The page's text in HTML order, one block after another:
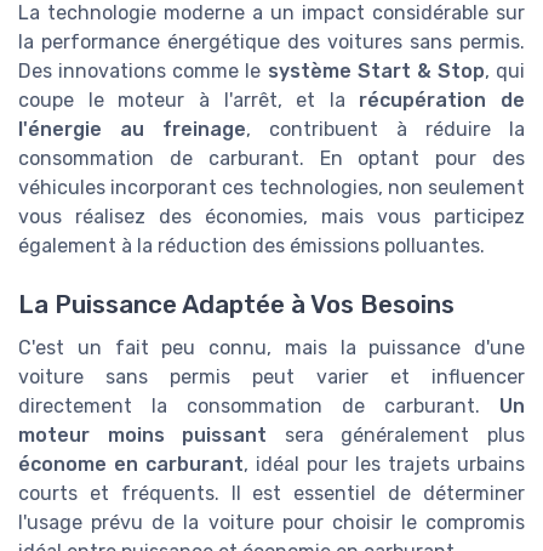
La technologie moderne a un impact considérable sur
la performance énergétique des voitures sans permis.
Des innovations comme le système Start & Stop, qui
coupe le moteur à l'arrêt, et la récupération de
l'énergie au freinage, contribuent à réduire la
consommation de carburant. En optant pour des
véhicules incorporant ces technologies, non seulement
vous réalisez des économies, mais vous participez
également à la réduction des émissions polluantes.
La Puissance Adaptée à Vos Besoins
C'est un fait peu connu, mais la puissance d'une
voiture sans permis peut varier et influencer
directement la consommation de carburant. Un
moteur moins puissant sera généralement plus
économe en carburant, idéal pour les trajets urbains
courts et fréquents. Il est essentiel de déterminer
l'usage prévu de la voiture pour choisir le compromis